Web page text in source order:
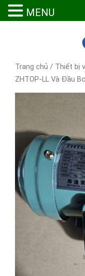
Trang chủ / Thiết bị
ZHTOP-LL Và Đầu
MENU